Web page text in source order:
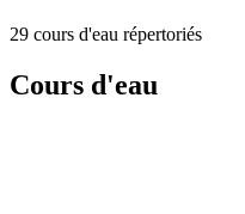
29 cours d'eau répertoriés
Cours d'eau